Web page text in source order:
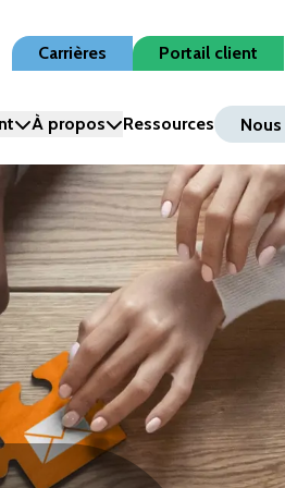
Carrières
Portail client
À propos Ressources